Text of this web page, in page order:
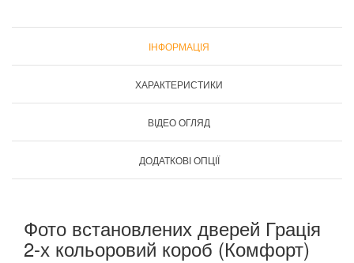
ІНФОРМАЦІЯ
ХАРАКТЕРИСТИКИ
ВІДЕО ОГЛЯД
ДОДАТКОВІ ОПЦІЇ
Фото встановлених дверей Грація
2-х кольоровий короб (Комфорт)